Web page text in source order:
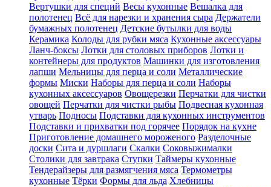
Вертушки для специй Весы кухонные Вешалка для
полотенец Всё для нарезки и хранения сыра Держатели
бумажных полотенец Детские бутылки для воды
Керамика Колоды для рубки мяса Кухонные аксессуары
Ланч-боксы Лотки для столовых приборов Лотки и
контейнеры для продуктов Машинки для изготовления
лапши Мельницы для перца и соли Металлические
формы Миски Наборы для перца и соли Наборы
кухонных аксессуаров Овощерезки Перчатки для чистки
овощей Перчатки для чистки рыбы Подвесная кухонная
утварь Подносы Подставки для кухонных инструментов
Подставки и прихватки под горячее Порядок на кухне
Приготовление домашнего мороженого Разделочные
доски Сита и дуршлаги Скалки Соковыжималки
Столики для завтрака Ступки Таймеры кухонные
Тендерайзеры для размягчения мяса Термометры
кухонные Тёрки Формы для льда Хлебницы